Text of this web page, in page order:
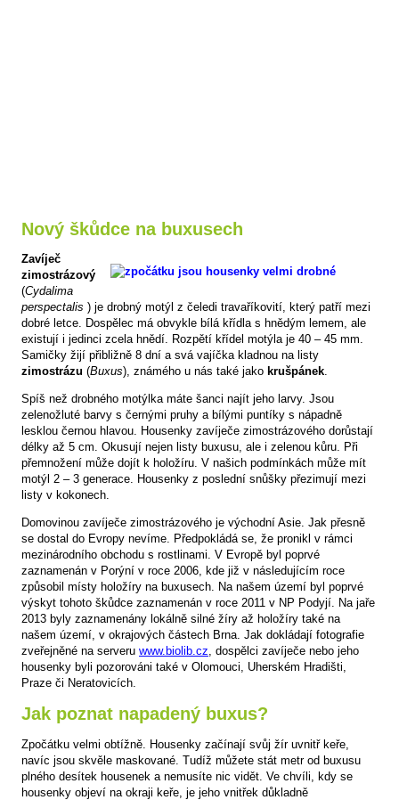
Nový škůdce na buxusech
Zavíječ
zimostrázový
(Cydalima
perspectalis ) je drobný motýl z čeledi travaříkovití, který patří mezi
dobré letce. Dospělec má obvykle bílá křídla s hnědým lemem, ale
existují i jedinci zcela hnědí. Rozpětí křídel motýla je 40 – 45 mm.
Samičky žijí přibližně 8 dní a svá vajíčka kladnou na listy
zimostrázu (Buxus), známého u nás také jako krušpánek.
Spíš než drobného motýlka máte šanci najít jeho larvy. Jsou
zelenožluté barvy s černými pruhy a bílými puntíky s nápadně
lesklou černou hlavou. Housenky zavíječe zimostrázového dorůstají
délky až 5 cm. Okusují nejen listy buxusu, ale i zelenou kůru. Při
přemnožení může dojít k holožíru. V našich podmínkách může mít
motýl 2 – 3 generace. Housenky z poslední snůšky přezimují mezi
listy v kokonech.
Domovinou zavíječe zimostrázového je východní Asie. Jak přesně
se dostal do Evropy nevíme. Předpokládá se, že pronikl v rámci
mezinárodního obchodu s rostlinami. V Evropě byl poprvé
zaznamenán v Porýní v roce 2006, kde již v následujícím roce
způsobil místy holožíry na buxusech. Na našem území byl poprvé
výskyt tohoto škůdce zaznamenán v roce 2011 v NP Podyjí. Na jaře
2013 byly zaznamenány lokálně silné žíry až holožíry také na
našem území, v okrajových částech Brna. Jak dokládají fotografie
zveřejněné na serveru www.biolib.cz, dospělci zavíječe nebo jeho
housenky byli pozorováni také v Olomouci, Uherském Hradišti,
Praze či Neratovicích.
Jak poznat napadený buxus?
Zpočátku velmi obtížně. Housenky začínají svůj žír uvnitř keře,
navíc jsou skvěle maskované. Tudíž můžete stát metr od buxusu
plného desítek housenek a nemusíte nic vidět. Ve chvíli, kdy se
housenky objeví na okraji keře, je jeho vnitřek důkladně